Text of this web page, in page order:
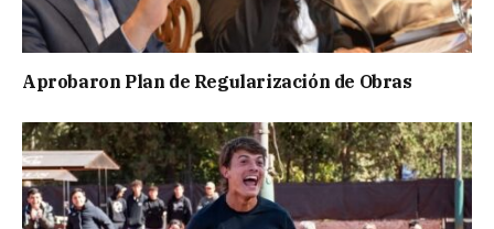
Aprobaron Plan de Regularización de Obras